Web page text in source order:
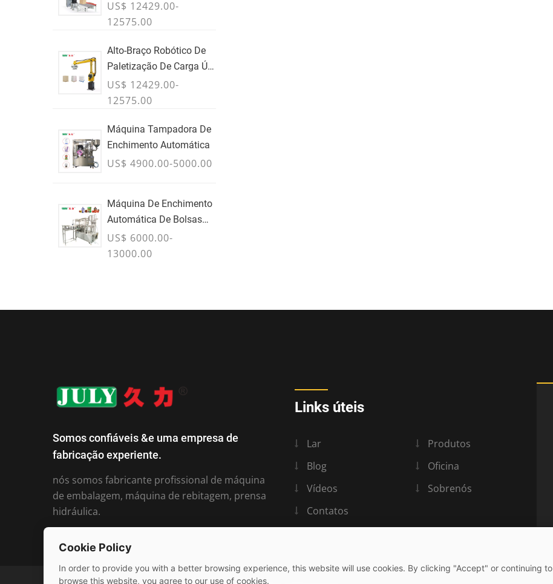
Caixas & Casos
US$ 12429.00-
12575.00
Alto-Braço Robótico De
Paletização De Carga Útil
Para Caixas E Sacos &
Contêineres A Granel -
US$ 12429.00-
12575.00
Máquina Tampadora De
Enchimento Automática
US$ 4900.00-5000.00
Máquina De Enchimento
Automática De Bolsas
Com Bico PLC
US$ 6000.00-
13000.00
Somos confiáveis ​​&e uma empresa de
fabricação experiente.
nós somos fabricante profissional de máquina
de embalagem, máquina de rebitagem, prensa
hidráulica.
Links úteis
Lar
Produtos
Blog
Oficina
Vídeos
Sobrenós
Contatos
Cookie Policy
In order to provide you with a better browsing experience, this website will use cookies. By clicking "Accept" or continuing to
browse this website, you agree to our use of cookies.